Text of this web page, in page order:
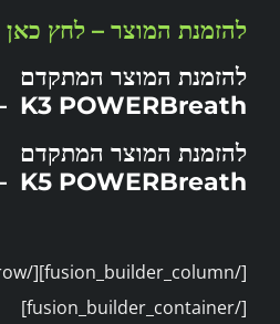
להזמנת המוצר – לחץ כאן
להזמנת המוצר המתקדם
K3 POWERBreath –
להזמנת המוצר המתקדם
K5 POWERBreath –
[/fusion_builder_container]